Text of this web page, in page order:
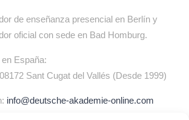
de enseñanza presencial en Berlín y
oficial con sede en Bad Homburg.
España:
Sant Cugat del Vallés (Desde 1999)
info@deutsche-akademie-online.com